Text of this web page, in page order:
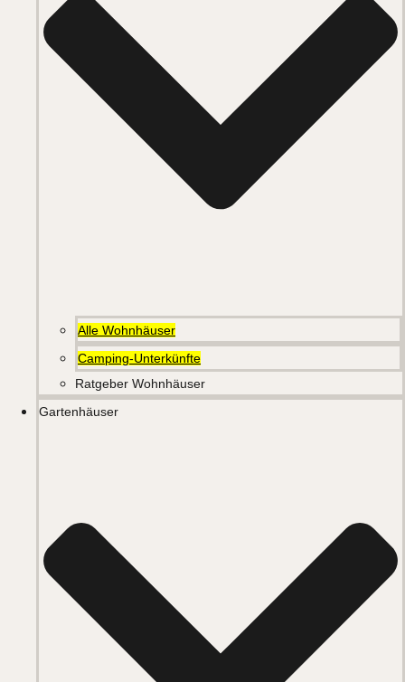
Alle Wohnhäuser
Camping-Unterkünfte
Ratgeber Wohnhäuser
Gartenhäuser